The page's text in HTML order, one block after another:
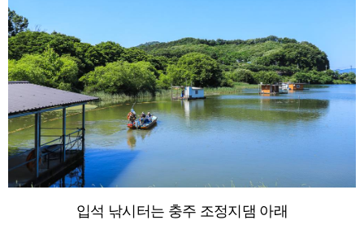
입석 낚시터는 충주 조정지댐 아래